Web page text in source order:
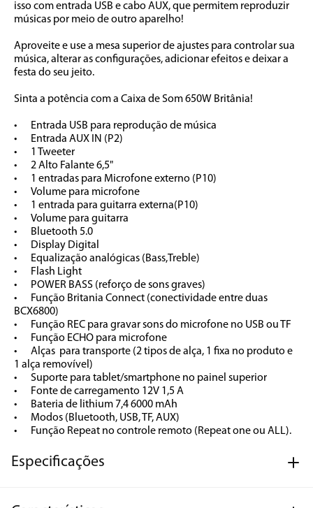
isso com entrada USB e cabo AUX, que permitem reproduzir
músicas por meio de outro aparelho!
Aproveite e use a mesa superior de ajustes para controlar sua
música, alterar as configurações, adicionar efeitos e deixar a
festa do seu jeito.
Sinta a potência com a Caixa de Som 650W Britânia!
•	Entrada USB para reprodução de música
•	Entrada AUX IN (P2)
•	1 Tweeter
•	2 Alto Falante 6,5"
•	1 entradas para Microfone externo (P10)
•	Volume para microfone
•	1 entrada para guitarra externa(P10)
•	Volume para guitarra
•	Bluetooth 5.0
•	Display Digital
•	Equalização analógicas (Bass,Treble)
•	Flash Light
•	POWER BASS (reforço de sons graves)
•	Função Britania Connect (conectividade entre duas
BCX6800)
•	Função REC para gravar sons do microfone no USB ou TF
•	Função ECHO para microfone
•	Alças  para transporte (2 tipos de alça, 1 fixa no produto e
1 alça removível)
•	Suporte para tablet/smartphone no painel superior
•	Fonte de carregamento 12V 1,5 A
•	Bateria de lithium 7,4 6000 mAh
•	Modos (Bluetooth, USB, TF, AUX)
•	Função Repeat no controle remoto (Repeat one ou ALL).
Especificações